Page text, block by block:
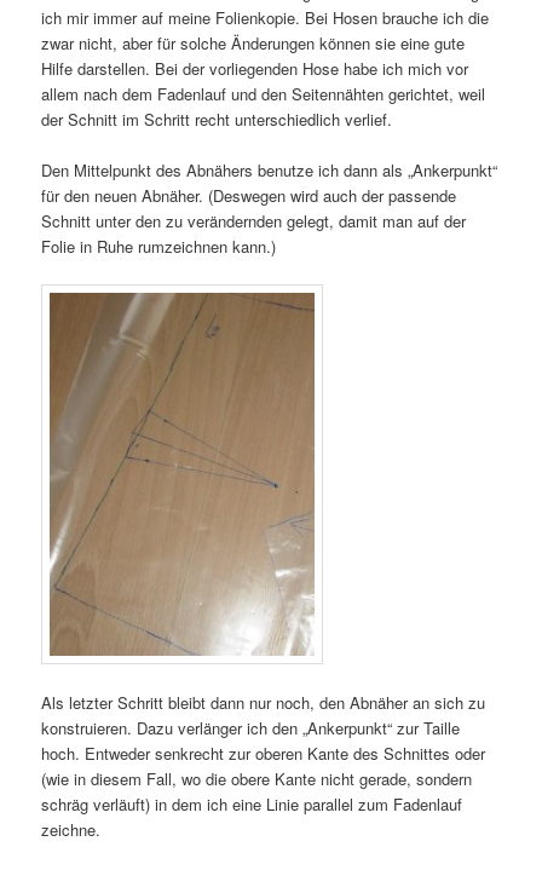
ich mir immer auf meine Folienkopie. Bei Hosen brauche ich die
zwar nicht, aber für solche Änderungen können sie eine gute
Hilfe darstellen. Bei der vorliegenden Hose habe ich mich vor
allem nach dem Fadenlauf und den Seitennähten gerichtet, weil
der Schnitt im Schritt recht unterschiedlich verlief.
Den Mittelpunkt des Abnähers benutze ich dann als „Ankerpunkt“
für den neuen Abnäher. (Deswegen wird auch der passende
Schnitt unter den zu verändernden gelegt, damit man auf der
Folie in Ruhe rumzeichnen kann.)
Als letzter Schritt bleibt dann nur noch, den Abnäher an sich zu
konstruieren. Dazu verlänger ich den „Ankerpunkt“ zur Taille
hoch. Entweder senkrecht zur oberen Kante des Schnittes oder
(wie in diesem Fall, wo die obere Kante nicht gerade, sondern
schräg verläuft) in dem ich eine Linie parallel zum Fadenlauf
zeichne.